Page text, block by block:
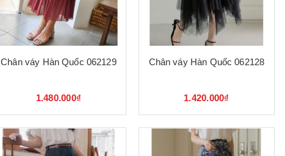
Chân váy Hàn Quốc 062129
1.480.000₫
Chân váy Hàn Quốc 062128
1.420.000₫